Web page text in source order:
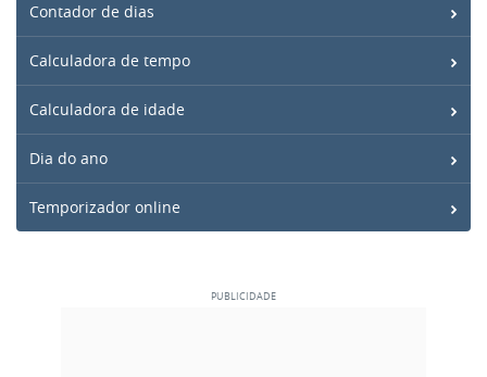
Contador de dias
Calculadora de tempo
Calculadora de idade
Dia do ano
Temporizador online